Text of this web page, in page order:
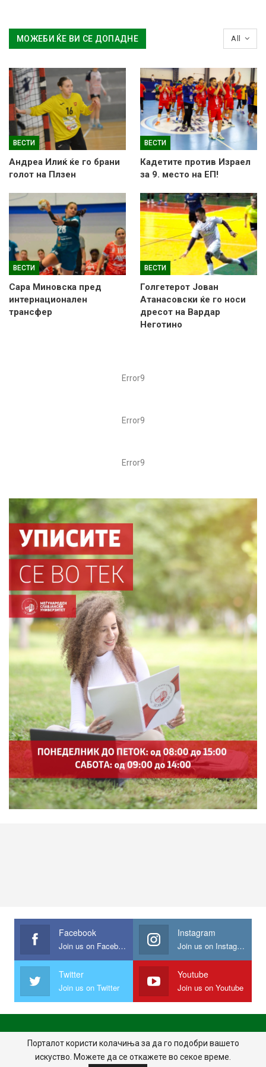
All
МОЖЕБИ ЌЕ ВИ СЕ ДОПАДНЕ
ВЕСТИ
Андреа Илиќ ќе го брани
голот на Плзен
ВЕСТИ
Кадетите против Израел
за 9. место на ЕП!
ВЕСТИ
Сара Миновска пред
интернационален
трансфер
ВЕСТИ
Голгетерот Јован
Атанасовски ќе го носи
дресот на Вардар
Неготино
Error9
Error9
Error9
Facebook
Join us on Facebook
Instagram
Join us on Instagram
Twitter
Join us on Twitter
Youtube
Join us on Youtube
ПОЧЕТНА ПОЛИТИКА НА ПРИВАТНОСТ
ИМПРЕСУМ
ПРАВИЛА НА КОРИСТЕЊЕ
Порталот користи колачиња за да го подобри вашето
искуство. Можете да се откажете во секое време.